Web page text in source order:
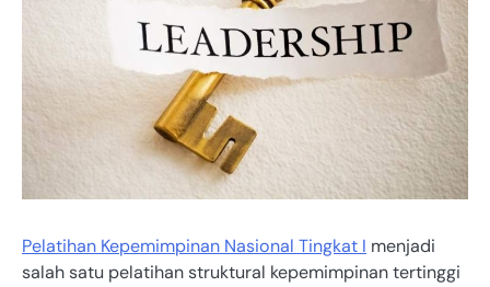
Pelatihan Kepemimpinan Nasional Tingkat I menjadi
salah satu pelatihan struktural kepemimpinan tertinggi